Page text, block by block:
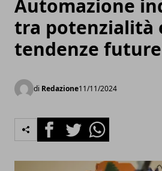
Automazione
tra potenzialità
tendenze future
di Redazione11/11/2024
FacebookTwitterWhatsapp